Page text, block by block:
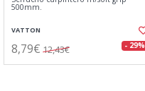
500mm.
VATTON
8,79€ 12,43€ - 29%